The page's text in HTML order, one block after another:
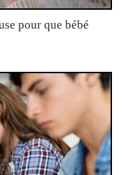
pour que bébé